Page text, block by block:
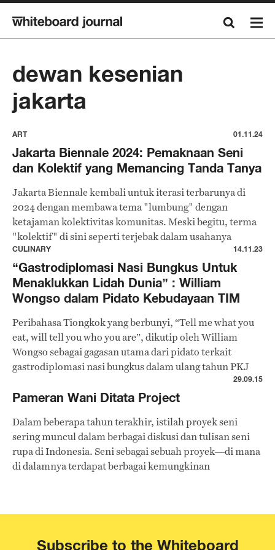
dewan kesenian
jakarta
ART 01.11.24
Jakarta Biennale 2024: Pemaknaan Seni
dan Kolektif yang Memancing Tanda Tanya
Jakarta Biennale kembali untuk iterasi terbarunya di
2024 dengan membawa tema "lumbung" dengan
ketajaman kolektivitas komunitas. Meski begitu, terma
"kolektif" di sini seperti terjebak dalam usahanya
mendefinisikan kesatuan yang dimaksud.
CULINARY 14.11.23
“Gastrodiplomasi Nasi Bungkus Untuk
Menaklukkan Lidah Dunia” : William
Wongso dalam Pidato Kebudayaan TIM
Peribahasa Tiongkok yang berbunyi, “Tell me what you
eat, will tell you who you are”, dikutip oleh William
Wongso sebagai gagasan utama dari pidato terkait
gastrodiplomasi nasi bungkus dalam ulang tahun PKJ
29.09.15
Pameran Wani Ditata Project
Dalam beberapa tahun terakhir, istilah proyek seni
sering muncul dalam berbagai diskusi dan tulisan seni
rupa di Indonesia. Seni sebagai sebuah proyek—di mana
di dalamnya terdapat berbagai kemungkinan
kita. Namun, jika merujuk pada sejarah, yang telah
kita sebenarnya ada yang sudah mengarah pada bentuk
Subscribe to the Whiteboard